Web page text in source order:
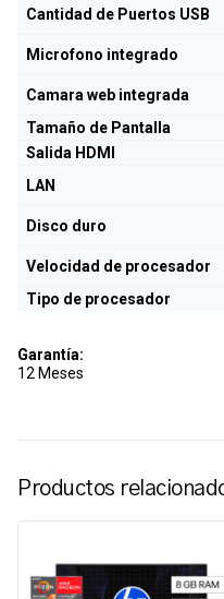
Cantidad de Puertos USB
Microfono integrado
Camara web integrada
Tamaño de Pantalla
Salida HDMI
LAN
Disco duro
Velocidad de procesador
Tipo de procesador
Garantía:
12 Meses
Productos